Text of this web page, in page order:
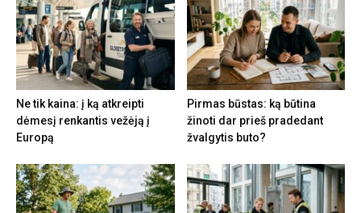
Ne tik kaina: į ką atkreipti
dėmesį renkantis vežėją į
Europą
Pirmas būstas: ką būtina
žinoti dar prieš pradedant
žvalgytis buto?